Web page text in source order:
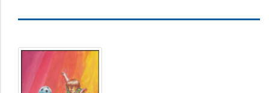
Конкурс
детского
рисунка